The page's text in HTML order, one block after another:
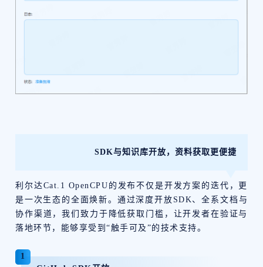
SDK与知识库开放，资料获取更便捷
利尔达Cat.1 OpenCPU的发布不仅是开发方案的迭代，更
是一次生态的全面焕新。通过深度开放SDK、全系文档与
协作渠道，我们致力于降低获取门槛，让开发者在验证与
落地环节，能够享受到“触手可及”的技术支持。
1